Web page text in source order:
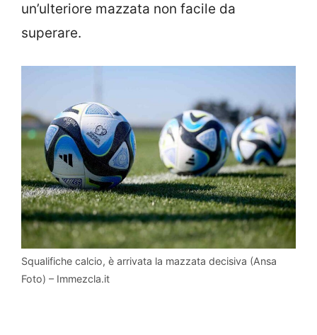
un’ulteriore mazzata non facile da
superare.
Squalifiche calcio, è arrivata la mazzata decisiva (Ansa
Foto) – Immezcla.it